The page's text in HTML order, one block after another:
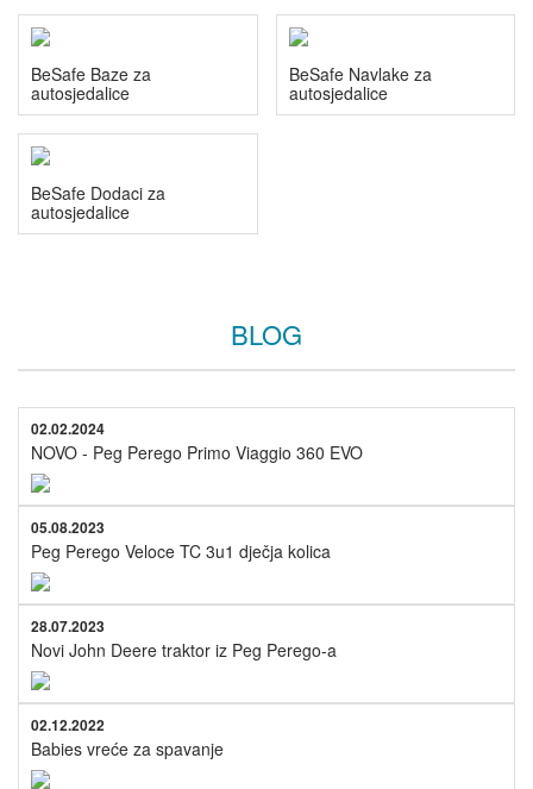
BeSafe Baze za
autosjedalice
BeSafe Navlake za
autosjedalice
BeSafe Dodaci za
autosjedalice
BLOG
02.02.2024
NOVO - Peg Perego Primo Viaggio 360 EVO
05.08.2023
Peg Perego Veloce TC 3u1 dječja kolica
28.07.2023
Novi John Deere traktor iz Peg Perego-a
02.12.2022
Babies vreće za spavanje